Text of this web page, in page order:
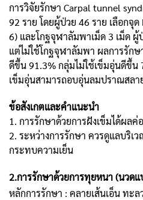
การวิจัยรักษา Carpal tunnel
92 ราย โดยผู้ป่วย 46 ราย เลือกจุด
6) และโกฐจุฬาลัมพาเม็ด 3 เม็ด ผู้
แต่ไม่ใช้โกฐจุฬาลัมพา ผลการรัก
ดีขึ้น 91.3% กลุ่มไม่ใช้เข็มอุ่นดีขึ้น
เข็มอุ่นสามารถอบอุ่นลมปราณสลา
ข้อสังเกตและคำแนะนำ
1. การรักษาด้วยการฝังเข็มได้ผลค่
2. ระหว่างการรักษา ควรดูแลบริเ
กระทบความเย็น
2.การรักษาด้วยการทุยหนา (นวด
หลักการรักษา : คลายเส้นเอ็น ทะ